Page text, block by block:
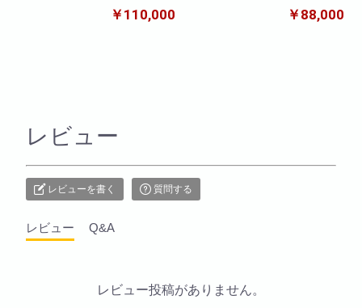
￥110,000 ￥88,000
レビュー
レビューを書く 質問する
レビュー Q&A
レビュー投稿がありません。